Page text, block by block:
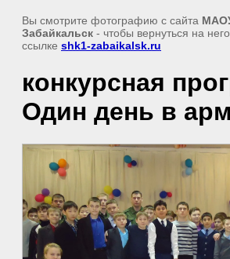
Вы смотрите фотографию с сайта
Забайкальск - чтобы вернуться на
ссылке shk1-zabaikalsk.ru
конкурсная
Один день в